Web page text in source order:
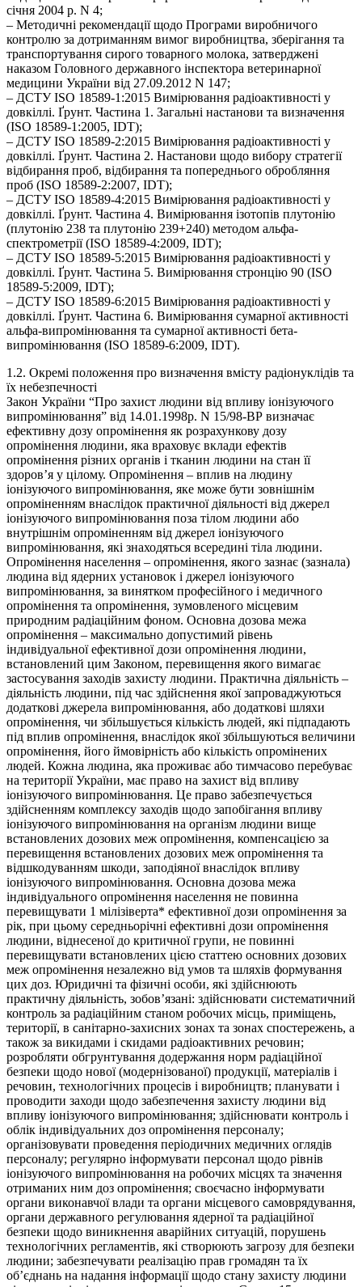
січня 2004 р. N 4;
– Методичні рекомендації щодо Програми виробничого
контролю за дотриманням вимог виробництва, зберігання та
транспортування сирого товарного молока, затверджені
наказом Головного державного інспектора ветеринарної
медицини України від 27.09.2012 N 147;
– ДСТУ ISO 18589-1:2015 Вимірювання радіоактивності у
довкіллі. Ґрунт. Частина 1. Загальні настанови та визначення
(ISO 18589-1:2005, IDT);
– ДСТУ ISO 18589-2:2015 Вимірювання радіоактивності у
довкіллі. Ґрунт. Частина 2. Настанови щодо вибору стратегії
відбирання проб, відбирання та попереднього обробляння
проб (ISO 18589-2:2007, IDT);
– ДСТУ ISO 18589-4:2015 Вимірювання радіоактивності у
довкіллі. Ґрунт. Частина 4. Вимірювання ізотопів плутонію
(плутонію 238 та плутонію 239+240) методом альфа-
спектрометрії (ISO 18589-4:2009, IDT);
– ДСТУ ISO 18589-5:2015 Вимірювання радіоактивності у
довкіллі. Ґрунт. Частина 5. Вимірювання стронцію 90 (ISO
18589-5:2009, IDT);
– ДСТУ ISO 18589-6:2015 Вимірювання радіоактивності у
довкіллі. Ґрунт. Частина 6. Вимірювання сумарної активності
альфа-випромінювання та сумарної активності бета-
випромінювання (ISO 18589-6:2009, IDT).
1.2. Окремі положення про визначення вмісту радіонуклідів та
їх небезпечності
Закон України “Про захист людини від впливу іонізуючого
випромінювання” від 14.01.1998р. N 15/98-ВР визначає
ефективну дозу опромінення як розрахункову дозу
опромінення людини, яка враховує вклади ефектів
опромінення різних органів і тканин людини на стан її
здоров’я у цілому. Опромінення – вплив на людину
іонізуючого випромінювання, яке може бути зовнішнім
опроміненням внаслідок практичної діяльності від джерел
іонізуючого випромінювання поза тілом людини або
внутрішнім опроміненням від джерел іонізуючого
випромінювання, які знаходяться всередині тіла людини.
Опромінення населення – опромінення, якого зазнає (зазнала)
людина від ядерних установок і джерел іонізуючого
випромінювання, за винятком професійного і медичного
опромінення та опромінення, зумовленого місцевим
природним радіаційним фоном. Основна дозова межа
опромінення – максимально допустимий рівень
індивідуальної ефективної дози опромінення людини,
встановлений цим Законом, перевищення якого вимагає
застосування заходів захисту людини. Практична діяльність –
діяльність людини, під час здійснення якої запроваджуються
додаткові джерела випромінювання, або додаткові шляхи
опромінення, чи збільшується кількість людей, які підпадають
під вплив опромінення, внаслідок якої збільшуються величини
опромінення, його ймовірність або кількість опромінених
людей. Кожна людина, яка проживає або тимчасово перебуває
на території України, має право на захист від впливу
іонізуючого випромінювання. Це право забезпечується
здійсненням комплексу заходів щодо запобігання впливу
іонізуючого випромінювання на організм людини вище
встановлених дозових меж опромінення, компенсацією за
перевищення встановлених дозових меж опромінення та
відшкодуванням шкоди, заподіяної внаслідок впливу
іонізуючого випромінювання. Основна дозова межа
індивідуального опромінення населення не повинна
перевищувати 1 мілізіверта* ефективної дози опромінення за
рік, при цьому середньорічні ефективні дози опромінення
людини, віднесеної до критичної групи, не повинні
перевищувати встановлених цією статтею основних дозових
меж опромінення незалежно від умов та шляхів формування
цих доз. Юридичні та фізичні особи, які здійснюють
практичну діяльність, зобов’язані: здійснювати систематичний
контроль за радіаційним станом робочих місць, приміщень,
території, в санітарно-захисних зонах та зонах спостережень, а
також за викидами і скидами радіоактивних речовин;
розробляти обгрунтування додержання норм радіаційної
безпеки щодо нової (модернізованої) продукції, матеріалів і
речовин, технологічних процесів і виробництв; планувати і
проводити заходи щодо забезпечення захисту людини від
впливу іонізуючого випромінювання; здійснювати контроль і
облік індивідуальних доз опромінення персоналу;
організовувати проведення періодичних медичних оглядів
персоналу; регулярно інформувати персонал щодо рівнів
іонізуючого випромінювання на робочих місцях та значення
отриманих ним доз опромінення; своєчасно інформувати
органи виконавчої влади та органи місцевого самоврядування,
органи державного регулювання ядерної та радіаційної
безпеки щодо виникнення аварійних ситуацій, порушень
технологічних регламентів, які створюють загрозу для безпеки
людини; забезпечувати реалізацію прав громадян та їх
об’єднань на надання інформації щодо стану захисту людини